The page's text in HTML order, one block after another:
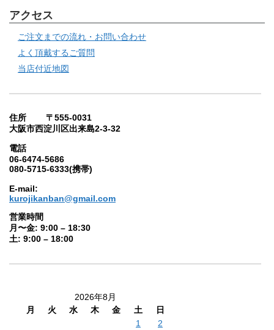
アクセス
ご注文までの流れ・お問い合わせ
よく頂戴するご質問
当店付近地図
住所 〒555-0031
大阪市西淀川区出来島2-3-32
電話
06-6474-5686
080-5715-6333(携帯)
E-mail:
kurojikanban@gmail.com
営業時間
月〜金: 9:00 – 18:30
土: 9:00 – 18:00
2026年8月
月
火 水 木 金 土
日
1
2